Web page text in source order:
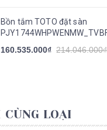
Bồn tắm TOTO đặt sàn
160.535.000₫ 214.046.000₫
CÙNG LOẠI